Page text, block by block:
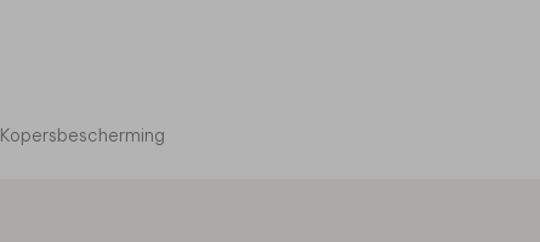
Kopersbescherming